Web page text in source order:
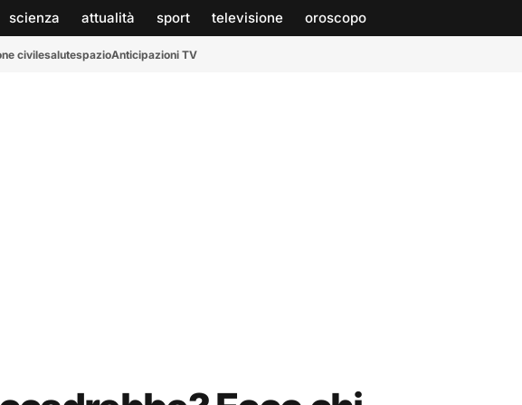
scienza attualità sport televisione oroscopo
civilesalutespazioAnticipazioni TV